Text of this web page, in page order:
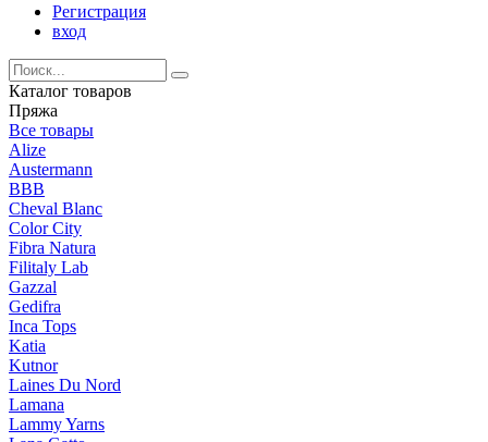
Регистрация
вход
Каталог товаров
Пряжа
Все товары
Alize
Austermann
BBB
Cheval Blanc
Color City
Fibra Natura
Filitaly Lab
Gazzal
Gedifra
Inca Tops
Katia
Kutnor
Laines Du Nord
Lamana
Lammy Yarns